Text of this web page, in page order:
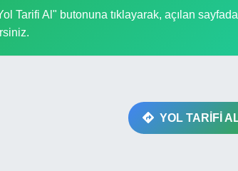
Tarifi Al" butonuna tıklayarak, açılan
YOL TARİFİ